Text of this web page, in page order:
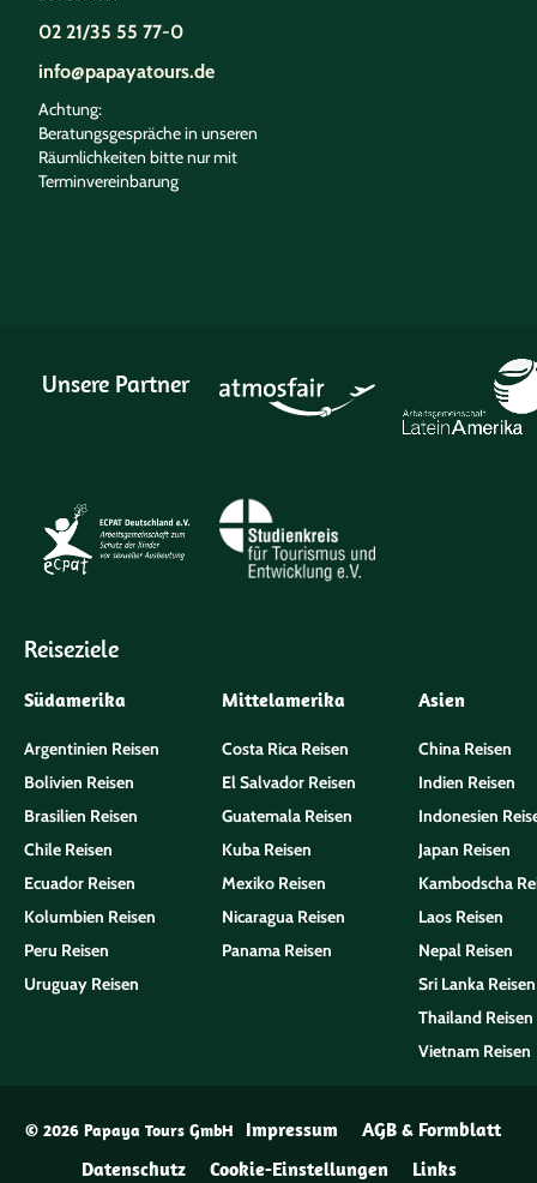
02 21/35 55 77-0
info@papayatours.de
Achtung:
Beratungsgespräche in unseren
Räumlichkeiten bitte nur mit
Terminvereinbarung
Unsere Partner
Reiseziele
Südamerika
Argentinien Reisen
Bolivien Reisen
Brasilien Reisen
Chile Reisen
Ecuador Reisen
Kolumbien Reisen
Peru Reisen
Uruguay Reisen
Mittelamerika
Costa Rica Reisen
El Salvador Reisen
Guatemala Reisen
Kuba Reisen
Mexiko Reisen
Nicaragua Reisen
Panama Reisen
Asien
China Reisen
Indien Reisen
Indonesien
Japan Reisen
Kambodscha
Laos Reisen
Nepal Reisen
Sri Lanka Reisen
Thailand Reisen
Vietnam Reisen
© 2026 Papaya Tours GmbH Impressum
AGB & Formblatt
Datenschutz
Cookie-Einstellungen Links